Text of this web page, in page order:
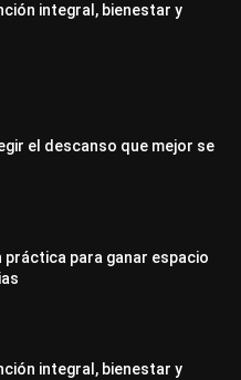
integral, bienestar y
el descanso que mejor se
para ganar espacio
integral, bienestar y